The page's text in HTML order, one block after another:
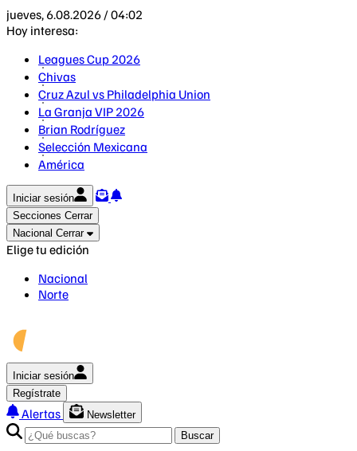
jueves, 6.08.2026 / 04:02
Hoy interesa:
Leagues Cup 2026
Chivas
Cruz Azul vs Philadelphia Union
La Granja VIP 2026
Brian Rodríguez
Selección Mexicana
América
Iniciar sesión
Secciones Cerrar
Nacional Cerrar
Elige tu edición
Nacional
Norte
Iniciar sesión
Regístrate
Alertas
Newsletter
Buscar